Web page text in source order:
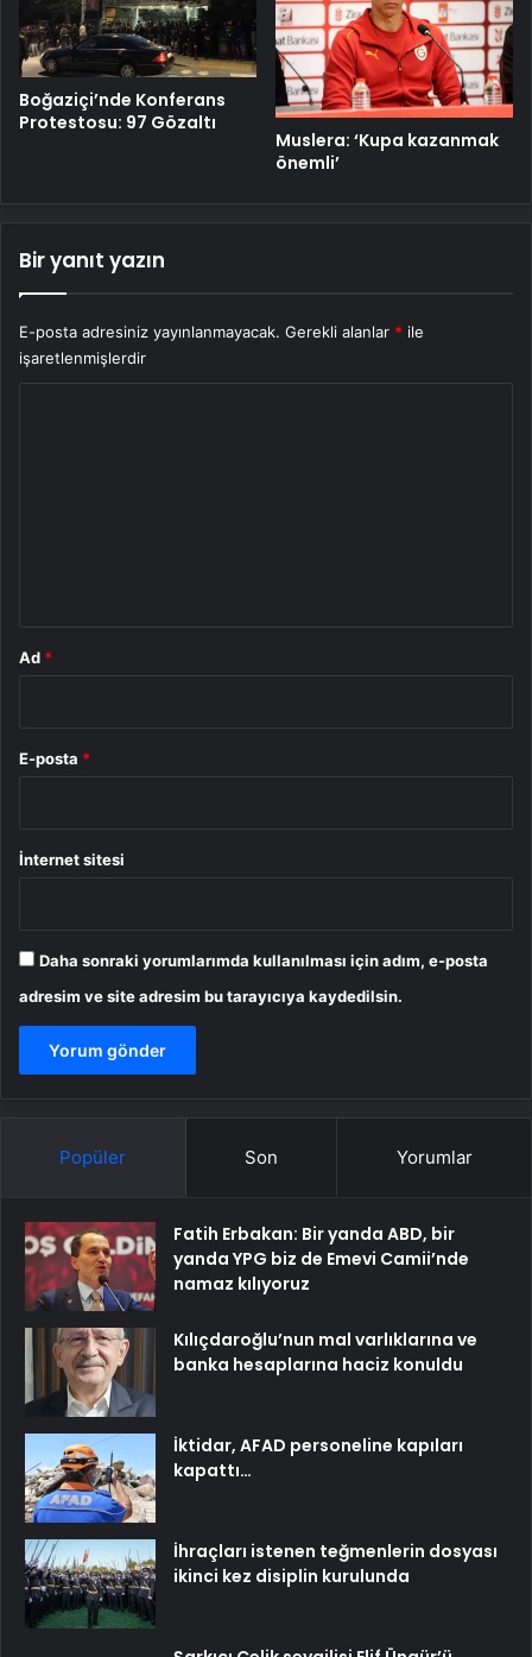
Boğaziçi’nde Konferans
Protestosu: 97 Gözaltı
Muslera: ‘Kupa kazanmak
önemli’
Bir yanıt yazın
E-posta adresiniz yayınlanmayacak. Gerekli alanlar * ile
işaretlenmişlerdir
Ad *
E-posta *
İnternet sitesi
Daha sonraki yorumlarımda kullanılması için adım, e-posta
adresim ve site adresim bu tarayıcıya kaydedilsin.
Popüler Son Yorumlar
Fatih Erbakan: Bir yanda ABD, bir
yanda YPG biz de Emevi Camii’nde
namaz kılıyoruz
Kılıçdaroğlu’nun mal varlıklarına ve
banka hesaplarına haciz konuldu
İktidar, AFAD personeline kapıları
kapattı…
İhraçları istenen teğmenlerin dosyası
ikinci kez disiplin kurulunda